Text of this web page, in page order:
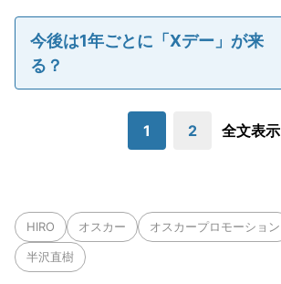
今後は1年ごとに「Xデー」が来
る？
1 2 全文表示
HIRO オスカー オスカープロモーション
半沢直樹